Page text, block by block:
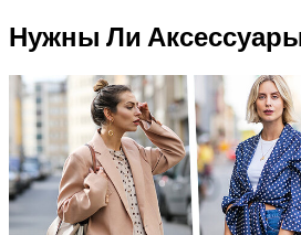
Нужны Ли